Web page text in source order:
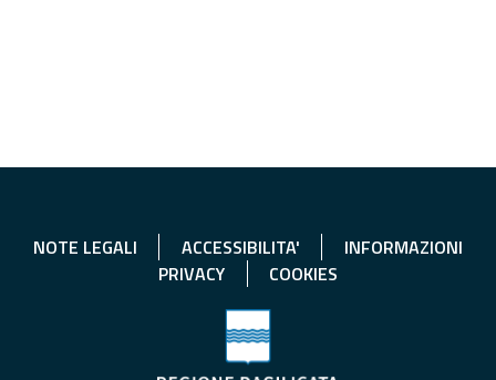
NOTE LEGALI ACCESSIBILITA'
INFORMAZIONI
PRIVACY
COOKIES